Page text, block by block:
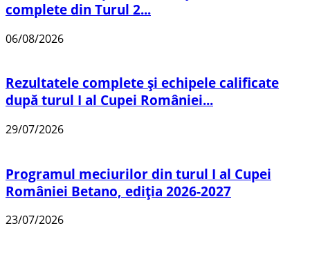
complete din Turul 2...
06/08/2026
Rezultatele complete și echipele calificate
după turul I al Cupei României...
29/07/2026
Programul meciurilor din turul I al Cupei
României Betano, ediția 2026-2027
23/07/2026